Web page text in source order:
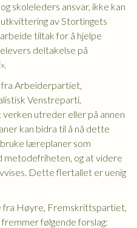
skoleleders ansvar, ikke kan
av Stortingets
tiltak for å hjelpe
deltakelse på
Arbeiderpartiet,
Venstreparti,
utreder eller på annen
kan bidra til å nå dette
læreplaner som
og at videre
Dette flertallet er uenig
fra Høyre, Fremskrittspartiet,
følgende forslag: